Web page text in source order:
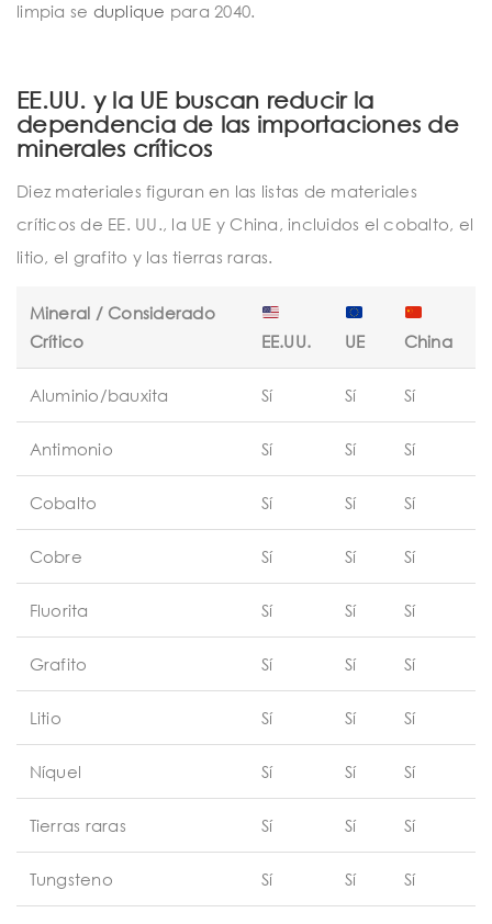
limpia se duplique para 2040.
EE.UU. y la UE buscan reducir la
dependencia de las importaciones de
minerales críticos
Diez materiales figuran en las listas de materiales
críticos de EE. UU., la UE y China, incluidos el cobalto, el
litio, el grafito y las tierras raras.
Mineral / Considerado
Crítico
EE.UU. UE China
Aluminio/bauxita Sí Sí Sí
Antimonio Sí Sí Sí
Cobalto Sí Sí Sí
Cobre Sí Sí Sí
Fluorita Sí Sí Sí
Grafito Sí Sí Sí
Litio Sí Sí Sí
Níquel Sí Sí Sí
Tierras raras Sí Sí Sí
Tungsteno Sí Sí Sí